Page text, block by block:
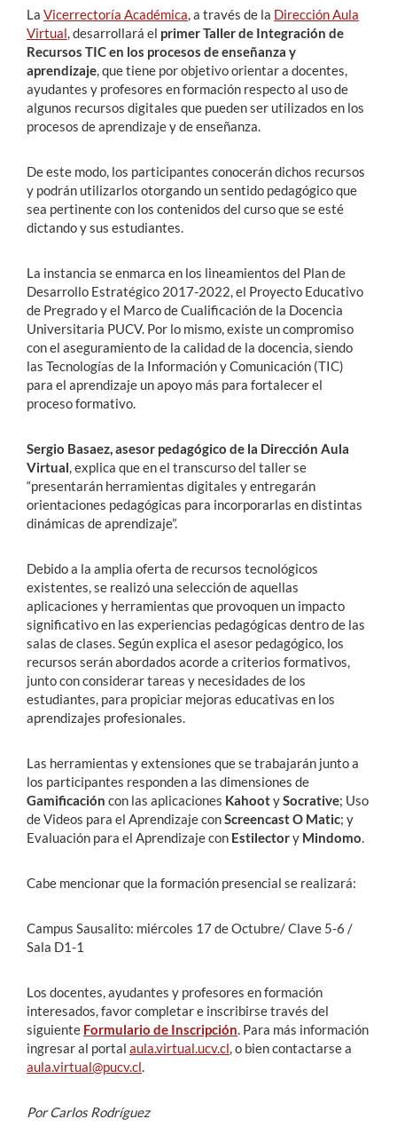
La Vicerrectoría Académica, a través de la Dirección Aula
Virtual, desarrollará el primer Taller de Integración de
Recursos TIC en los procesos de enseñanza y
aprendizaje, que tiene por objetivo orientar a docentes,
ayudantes y profesores en formación respecto al uso de
algunos recursos digitales que pueden ser utilizados en los
procesos de aprendizaje y de enseñanza.
De este modo, los participantes conocerán dichos recursos
y podrán utilizarlos otorgando un sentido pedagógico que
sea pertinente con los contenidos del curso que se esté
dictando y sus estudiantes.
La instancia se enmarca en los lineamientos del Plan de
Desarrollo Estratégico 2017-2022, el Proyecto Educativo
de Pregrado y el Marco de Cualificación de la Docencia
Universitaria PUCV. Por lo mismo, existe un compromiso
con el aseguramiento de la calidad de la docencia, siendo
las Tecnologías de la Información y Comunicación (TIC)
para el aprendizaje un apoyo más para fortalecer el
proceso formativo.
Sergio Basaez, asesor pedagógico de la Dirección Aula
Virtual, explica que en el transcurso del taller se
“presentarán herramientas digitales y entregarán
orientaciones pedagógicas para incorporarlas en distintas
dinámicas de aprendizaje”.
Debido a la amplia oferta de recursos tecnológicos
existentes, se realizó una selección de aquellas
aplicaciones y herramientas que provoquen un impacto
significativo en las experiencias pedagógicas dentro de las
salas de clases. Según explica el asesor pedagógico, los
recursos serán abordados acorde a criterios formativos,
junto con considerar tareas y necesidades de los
estudiantes, para propiciar mejoras educativas en los
aprendizajes profesionales.
Las herramientas y extensiones que se trabajarán junto a
los participantes responden a las dimensiones de
Gamificación con las aplicaciones KahootySocrative; Uso
de Videos para el Aprendizaje conScreencast O Matic; y
Evaluación para el Aprendizaje con Estilectory Mindomo.
Cabe mencionar que la formación presencial se realizará:
Campus Sausalito: miércoles 17 de Octubre/ Clave 5-6 /
Sala D1-1
Los docentes, ayudantes y profesores en formación
interesados, favor completar e inscribirse través del
siguiente Formulario de Inscripción. Para más información
ingresar al portal aula.virtual.ucv.cl, o bien contactarse a
aula.virtual@pucv.cl.
Por Carlos Rodríguez